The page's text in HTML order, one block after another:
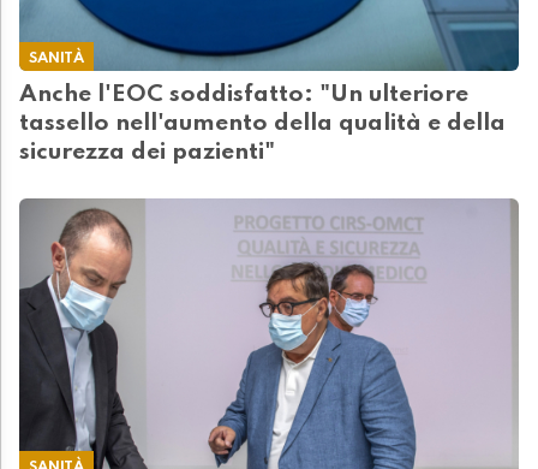
SANITÀ
Anche l'EOC soddisfatto: "Un ulteriore
tassello nell'aumento della qualità e della
sicurezza dei pazienti"